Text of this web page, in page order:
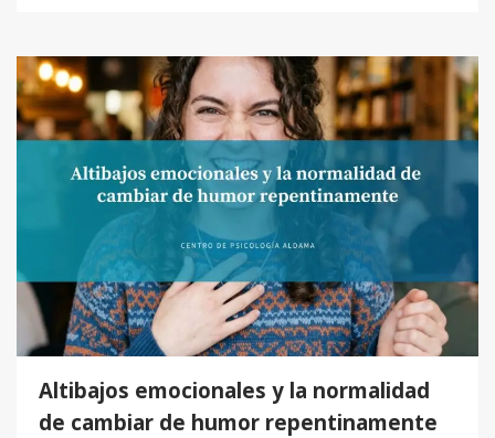
Altibajos emocionales y la normalidad
de cambiar de humor repentinamente